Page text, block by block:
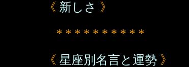
《 新しさ 》
* * * * * * * * * *
《 星座別名言と運勢 》